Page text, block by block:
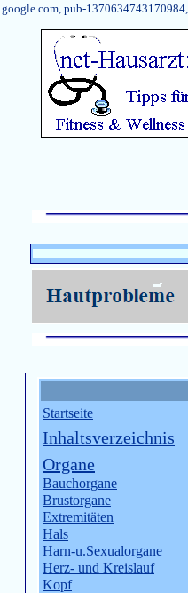
google.com, pub-
Startseite
Inhaltsverzeichnis
Organe
Bauchorgane
Brustorgane
Extremitäten
Hals
Harn-u.Sexualorgane
Herz- und Kreislauf
Kopf